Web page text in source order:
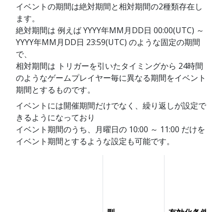
イベントの期間は絶対期間と相対期間の2種類存在し
ます。
絶対期間は 例えば YYYY年MM月DD日 00:00(UTC) ～
YYYY年MM月DD日 23:59(UTC) のような固定の期間
で、
相対期間は トリガーを引いたタイミングから 24時間
のようなゲームプレイヤー毎に異なる期間をイベント
期間とするものです。
イベントには開催期間だけでなく、繰り返しが設定で
きるようになっており
イベント期間のうち、月曜日の 10:00 ～ 11:00 だけを
イベント期間とするような設定も可能です。